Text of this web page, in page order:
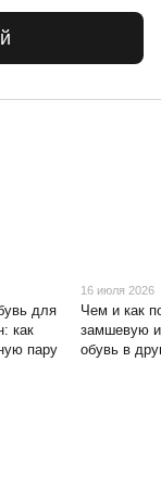
для
как
пару
16 июля 2026
Чем и как
замшевую
обувь в